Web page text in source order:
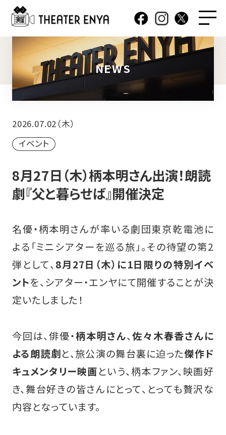
NEWS
2026.07.02（木）
イベント
8月27日（木）柄本明さん出演！朗読
劇『父と暮らせば』開催決定
名優・柄本明さんが率いる劇団東京乾電池に
よる「ミニシアターを巡る旅」。その待望の第2
弾として、8月27日（木）に1日限りの特別イベ
ントを、シアター・エンヤにて開催することが決
定いたしました！
今回は、俳優・柄本明さん、佐々木春香さんに
よる朗読劇と、旅公演の舞台裏に迫った傑作ド
キュメンタリー映画という、柄本ファン、映画好
き、舞台好きの皆さんにとって、とっても贅沢な
内容となっています。